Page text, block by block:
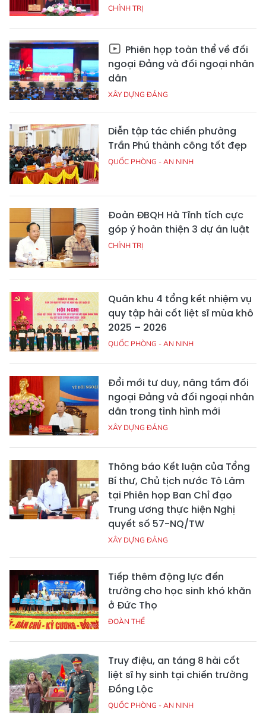
CHÍNH TRỊ
Phiên họp toàn thể về đối
ngoại Đảng và đối ngoại nhân
dân
XÂY DỰNG ĐẢNG
Diễn tập tác chiến phường
Trần Phú thành công tốt đẹp
QUỐC PHÒNG - AN NINH
Đoàn ĐBQH Hà Tĩnh tích cực
góp ý hoàn thiện 3 dự án luật
CHÍNH TRỊ
Quân khu 4 tổng kết nhiệm vụ
quy tập hài cốt liệt sĩ mùa khô
2025 – 2026
QUỐC PHÒNG - AN NINH
Đổi mới tư duy, nâng tầm đối
ngoại Đảng và đối ngoại nhân
dân trong tình hình mới
XÂY DỰNG ĐẢNG
Thông báo Kết luận của Tổng
Bí thư, Chủ tịch nước Tô Lâm
tại Phiên họp Ban Chỉ đạo
Trung ương thực hiện Nghị
quyết số 57-NQ/TW
XÂY DỰNG ĐẢNG
Tiếp thêm động lực đến
trường cho học sinh khó khăn
ở Đức Thọ
ĐOÀN THỂ
Truy điệu, an táng 8 hài cốt
liệt sĩ hy sinh tại chiến trường
Đồng Lộc
QUỐC PHÒNG - AN NINH